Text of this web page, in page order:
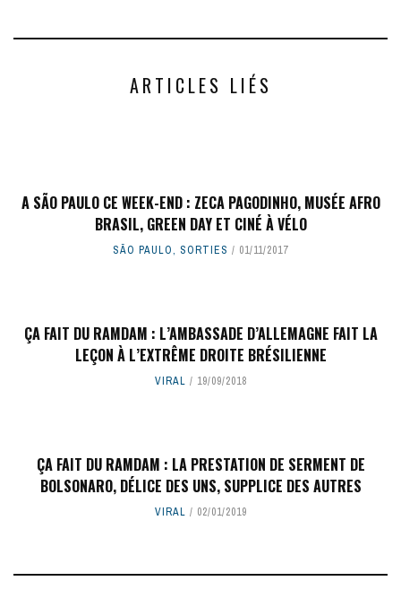
ARTICLES LIÉS
A SÃO PAULO CE WEEK-END : ZECA PAGODINHO, MUSÉE AFRO
BRASIL, GREEN DAY ET CINÉ À VÉLO
SÃO PAULO, SORTIES 01/11/2017
ÇA FAIT DU RAMDAM : L’AMBASSADE D’ALLEMAGNE FAIT LA
LEÇON À L’EXTRÊME DROITE BRÉSILIENNE
VIRAL 19/09/2018
ÇA FAIT DU RAMDAM : LA PRESTATION DE SERMENT DE
BOLSONARO, DÉLICE DES UNS, SUPPLICE DES AUTRES
VIRAL 02/01/2019